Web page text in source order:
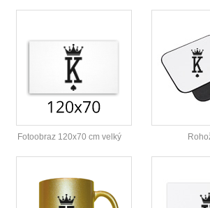
Fotoobraz 120x70 cm velký